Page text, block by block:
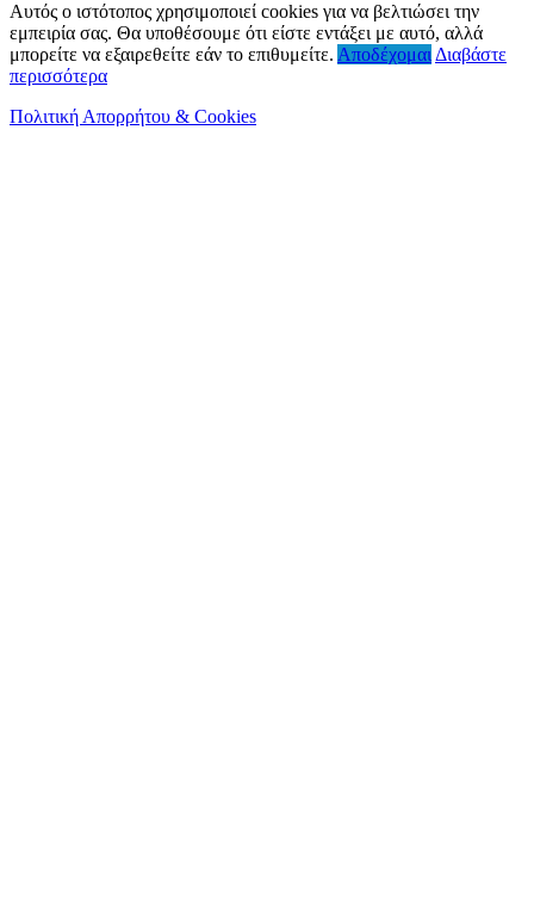
Αυτός ο ιστότοπος χρησιμοποιεί cookies για να βελτιώσει την
εμπειρία σας. Θα υποθέσουμε ότι είστε εντάξει με αυτό, αλλά
μπορείτε να εξαιρεθείτε εάν το επιθυμείτε. Αποδέχομαι Διαβάστε
περισσότερα
Πολιτική Απορρήτου & Cookies